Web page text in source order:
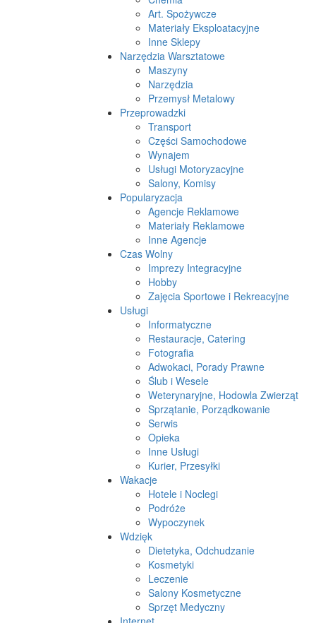
Art. Spożywcze
Materiały Eksploatacyjne
Inne Sklepy
Narzędzia Warsztatowe
Maszyny
Narzędzia
Przemysł Metalowy
Przeprowadzki
Transport
Części Samochodowe
Wynajem
Usługi Motoryzacyjne
Salony, Komisy
Popularyzacja
Agencje Reklamowe
Materiały Reklamowe
Inne Agencje
Czas Wolny
Imprezy Integracyjne
Hobby
Zajęcia Sportowe i Rekreacyjne
Usługi
Informatyczne
Restauracje, Catering
Fotografia
Adwokaci, Porady Prawne
Ślub i Wesele
Weterynaryjne, Hodowla Zwierząt
Sprzątanie, Porządkowanie
Serwis
Opieka
Inne Usługi
Kurier, Przesyłki
Wakacje
Hotele i Noclegi
Podróże
Wypoczynek
Wdzięk
Dietetyka, Odchudzanie
Kosmetyki
Leczenie
Salony Kosmetyczne
Sprzęt Medyczny